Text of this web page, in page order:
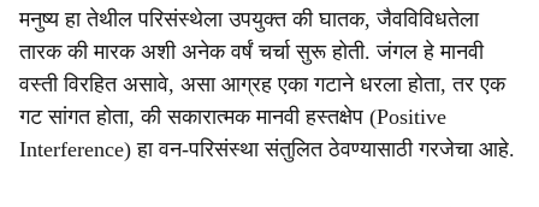
मनुष्य हा तेथील परिसंस्थेला उपयुक्त की घातक, जैवविविधतेला
तारक की मारक अशी अनेक वर्षं चर्चा सुरू होती. जंगल हे मानवी
वस्ती विरहित असावे, असा आग्रह एका गटाने धरला होता, तर एक
गट सांगत होता, की सकारात्मक मानवी हस्तक्षेप (Positive
Interference) हा वन-परिसंस्था संतुलित ठेवण्यासाठी गरजेचा आहे.